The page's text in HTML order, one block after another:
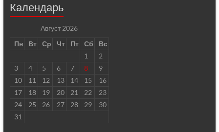
Календарь
Август 2026
Пн
Вт Ср Чт Пт Сб
Вс
1
2
3
4 5 6 7 8
9
10
11 12 13 14 15
16
17
18 19 20 21 22
23
24
25 26 27 28 29
30
31